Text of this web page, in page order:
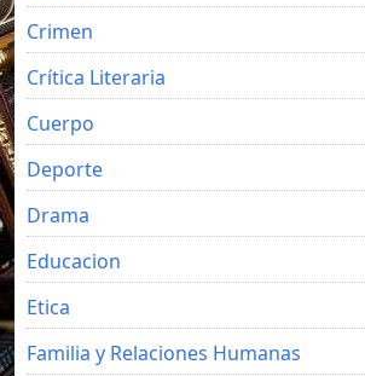
Crimen
Crítica Literaria
Cuerpo
Deporte
Drama
Educacion
Etica
Familia y Relaciones Humanas